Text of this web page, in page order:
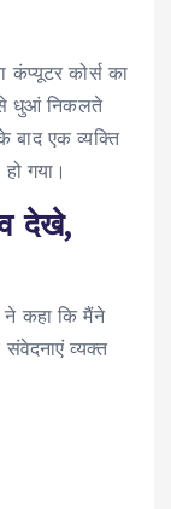
कंप्यूटर कोर्स का
से धुआं निकलते
एक व्यक्ति
गया।
देखे,
ने कहा कि मैंने
व्यक्त